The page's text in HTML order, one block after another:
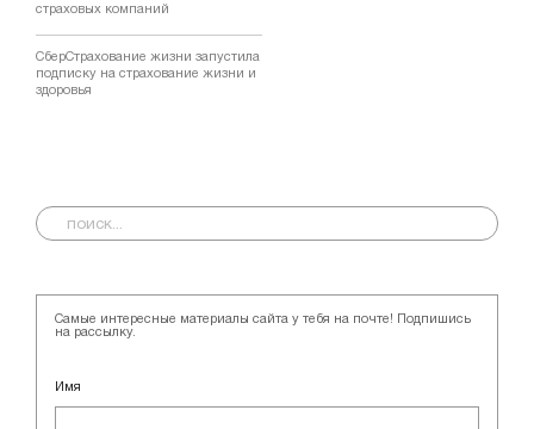
страховых компаний
СберСтрахование жизни запустила
подписку на страхование жизни и
здоровья
Самые интересные материалы сайта у тебя на почте! Подпишись
на рассылку.
Имя